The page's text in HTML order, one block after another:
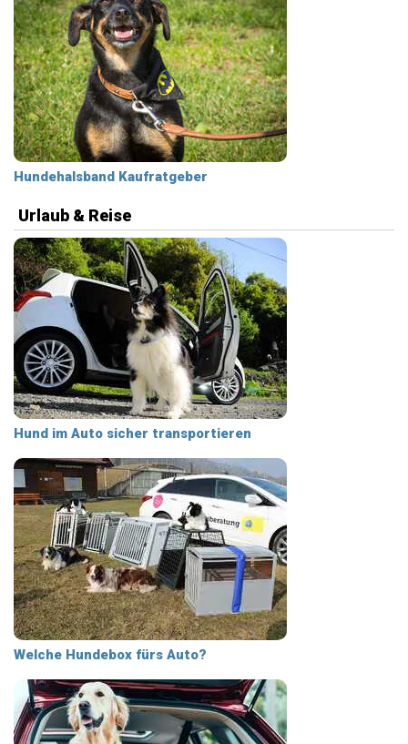
Hundehalsband Kaufratgeber
Urlaub & Reise
Hund im Auto sicher transportieren
Welche Hundebox fürs Auto?